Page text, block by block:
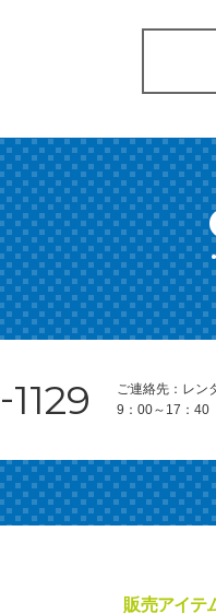
-1129
ご連絡先：レン
9：00～17：
販売アイテ